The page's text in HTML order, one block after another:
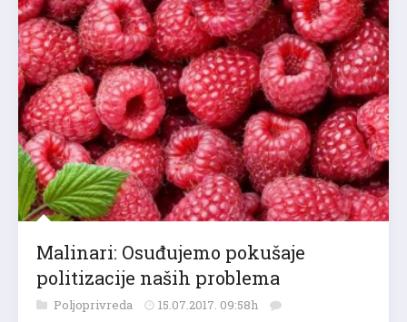
Malinari: Osuđujemo pokušaje
politizacije naših problema
Poljoprivreda 15.07.2017. 09:58h